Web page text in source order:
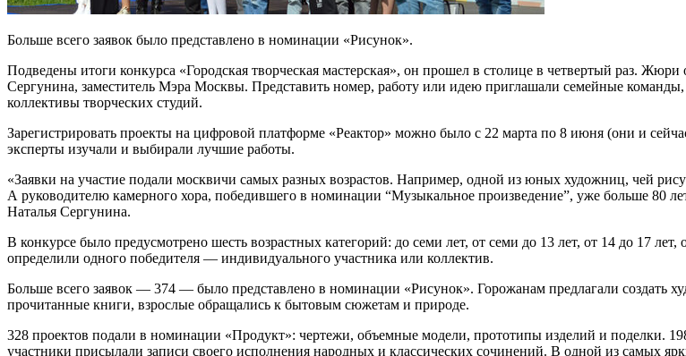
Больше всего заявок было представлено в номинации «Рисунок».
Подведены итоги конкурса «Городская творческая мастерская», он прошел в столице в четвертый раз.
Сергунина, заместитель Мэра Москвы. Представить номер, работу или идею приглашали семейные
коллективы творческих студий.
Зарегистрировать проекты на цифровой платформе «Реактор» можно было с 22 марта по 8 июня (они и
эксперты изучали и выбирали лучшие работы.
«Заявки на участие подали москвичи самых разных возрастов. Например, одной из юных художниц, чей
А руководителю камерного хора, победившего в номинации “Музыкальное произведение”, уже больше 80
Наталья Сергунина.
В конкурсе было предусмотрено шесть возрастных категорий: до семи лет, от семи до 13 лет, от 14 до 17
определили одного победителя — индивидуального участника или коллектив.
Больше всего заявок — 374 — было представлено в номинации «Рисунок». Горожанам предлагали создать
прочитанные книги, взрослые обращались к бытовым сюжетам и природе.
328 проектов подали в номинации «Продукт»: чертежи, объемные модели, прототипы изделий и поделки.
участники присылали записи своего исполнения народных и классических сочинений. В одной из самых